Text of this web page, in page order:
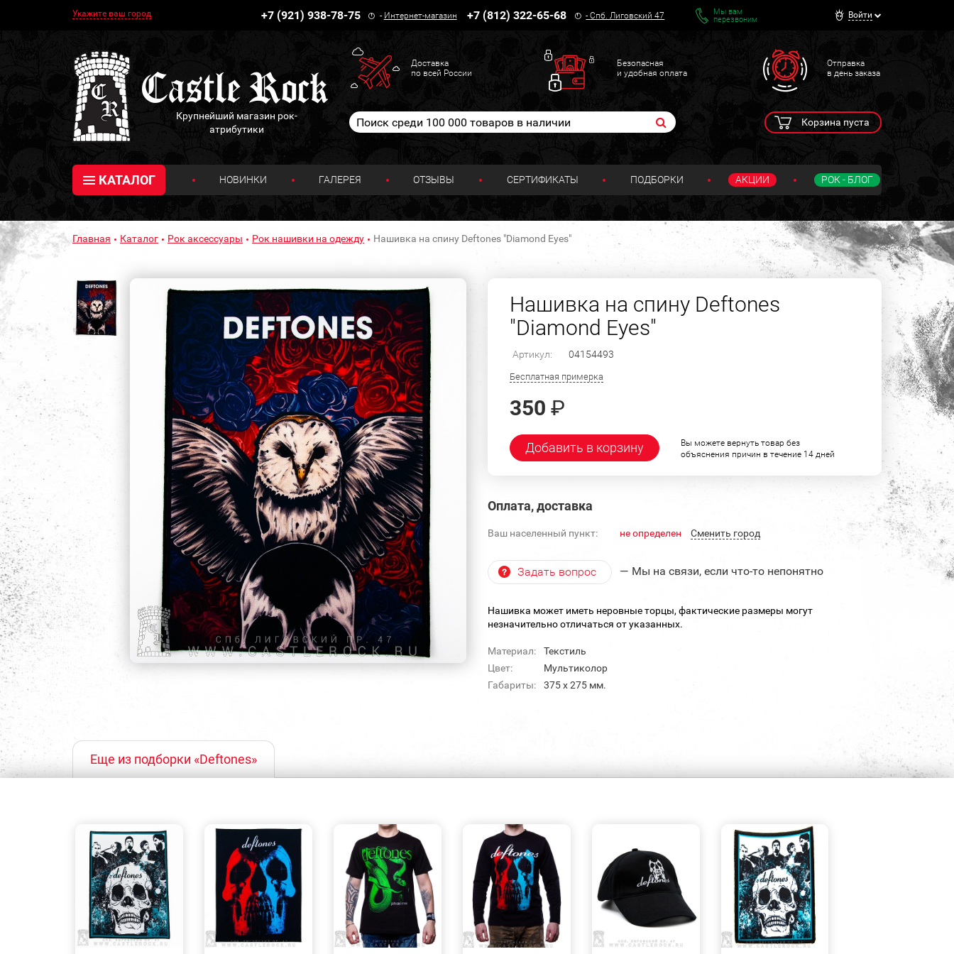
Укажите ваш город +7 (921) 938-78-75 - Интернет-магазин +7 (812) 322-65-68 -Спб. Лиговский 47
Мы вам
перезвоним
Войти
Крупнейший магазин рок-
атрибутики
Доставка
по всей России
Безопасная
и удобная оплата
Отправка
в день заказа
Корзина пуста
КАТАЛОГ НОВИНКИ ГАЛЕРЕЯ ОТЗЫВЫ СЕРТИФИКАТЫ ПОДБОРКИ АКЦИИ РОК - БЛОГ
Главная Каталог Рок аксессуары Рок нашивки на одежду Нашивка на спину Deftones "Diamond Eyes"
Нашивка на спину Deftones
"Diamond Eyes"
Артикул: 04154493
Бесплатная примерка
350 ₽
Добавить в корзину
Вы можете вернуть товар без
объяснения причин в течение 14 дней
Оплата, доставка
Ваш населенный пункт: не определен Cменить город
Задать вопрос — Мы на связи, если что-то непонятно
Нашивка может иметь неровные торцы, фактические размеры могут
незначительно отличаться от указанных.
Материал:
Текстиль
Цвет:
Мультиколор
Габариты:
375 х 275 мм.
Еще из подборки «Deftones»